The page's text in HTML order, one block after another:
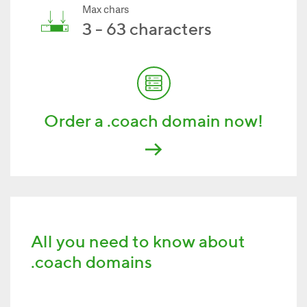
Max chars
3 - 63 characters
Order a .coach domain now!
All you need to know about
.coach domains